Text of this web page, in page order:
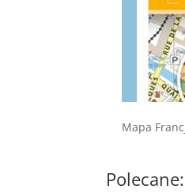
Mapa
Polecane: